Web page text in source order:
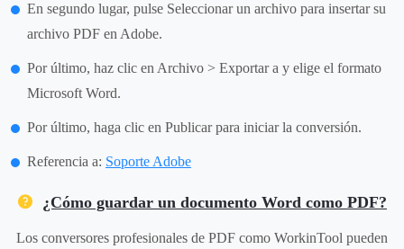
En segundo lugar, pulse Seleccionar un archivo para insertar su
archivo PDF en Adobe.
Por último, haz clic en Archivo > Exportar a y elige el formato
Microsoft Word.
Por último, haga clic en Publicar para iniciar la conversión.
Referencia a: Soporte Adobe
¿Cómo guardar un documento Word como PDF?
Los conversores profesionales de PDF como WorkinTool pueden